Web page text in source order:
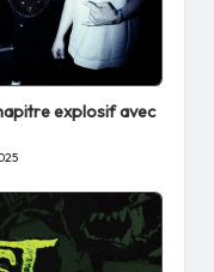
explosif avec